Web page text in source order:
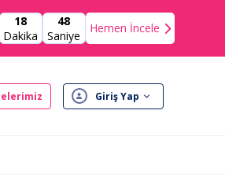
18
Dakika
46
Saniye
Hemen İncele
Giriş Yap